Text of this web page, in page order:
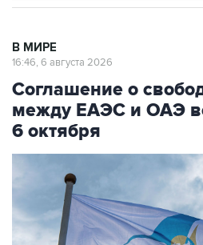
В МИРЕ
16:46, 6 августа 2026
Соглашение о
между ЕАЭС и ОАЭ
6 октября